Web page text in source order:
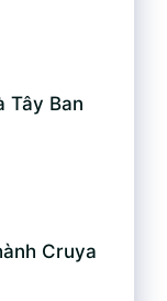
Tây Ban
Cruya